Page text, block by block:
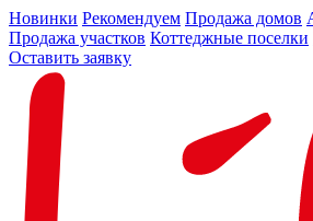
Новинки Рекомендуем Продажа домов
Продажа участков Коттеджные поселки
Оставить заявку